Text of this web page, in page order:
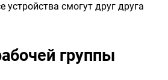
устройства смогут друг друга
группы